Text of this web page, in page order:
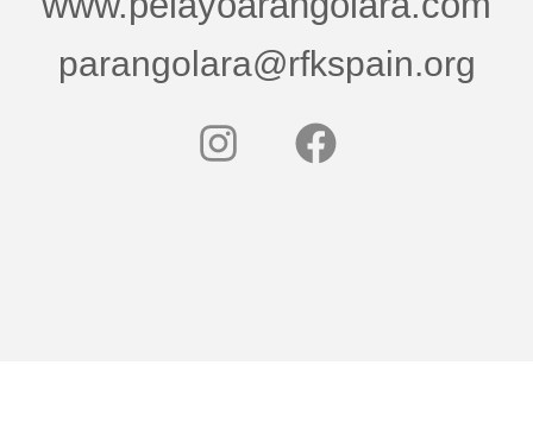
parangolara@rfkspain.org